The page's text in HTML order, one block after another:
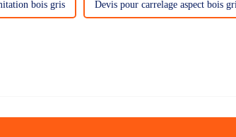
bois gris Devis pour carrelage aspect bois